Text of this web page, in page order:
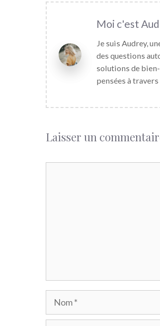
Je suis Audrey,
des questions
solutions de
pensées à
Laisser un
Nom